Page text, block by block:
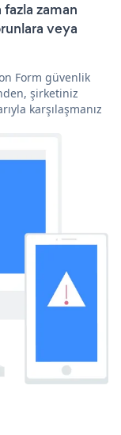
zaman
veya
Form güvenlik
şirketiniz
karşılaşmanız